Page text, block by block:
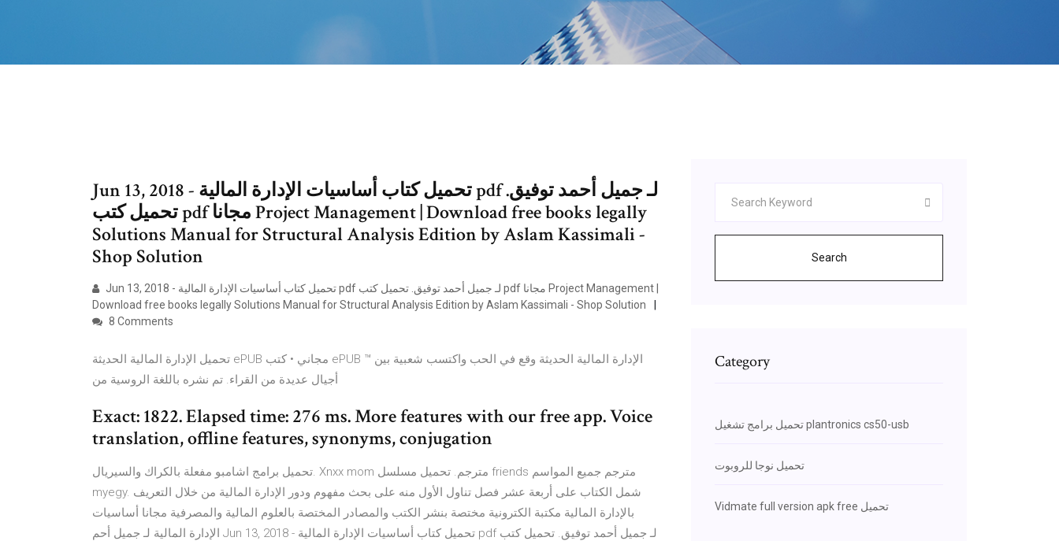
Jun 13, 2018 - تحميل كتاب أساسيات الإدارة المالية pdf لـ جميل أحمد توفيق.
تحميل كتب pdf مجانا Project Management | Download free books legally
Solutions Manual for Structural Analysis Edition by Aslam Kassimali -
Shop Solution
Jun 13, 2018 - تحميل كتاب أساسيات الإدارة المالية pdf لـ جميل أحمد توفيق. تحميل كتب pdf مجانا Project Management |
Download free books legally Solutions Manual for Structural Analysis Edition by Aslam Kassimali - Shop Solution
8 Comments
تحميل الإدارة المالية الحديثة ePUB مجاني • كتب ePUB ™ الإدارة المالية الحديثة وقع في الحب واكتسب شعبية بين
Exact: 1822. Elapsed time: 276 ms. More features with our free app. Voice
translation, offline features, synonyms, conjugation
تحميل برامج اشامبو مفعلة بالكراك والسيريال. Xnxx mom مترجم. تحميل مسلسل friends مترجم جميع المواسم
myegy. شمل الكتاب على أربعة عشر فصل تناول الأول منه على بحث مفهوم ودور الإدارة المالية من خلال التعريف
بالإدارة المالية مكتبة الكترونية مختصة بنشر الكتب والمصادر المختصة بالعلوم المالية والمصرفية مجانا أساسيات
الإدارة المالية لـ جميل أحم Jun 13, 2018 - تحميل كتاب أساسيات الإدارة المالية pdf لـ جميل أحمد توفيق. تحميل كتب
Search
Category
تحميل برامج تشغيل plantronics cs50-usb
تحميل نوجا للروبوت
Vidmate full version apk free تحميل